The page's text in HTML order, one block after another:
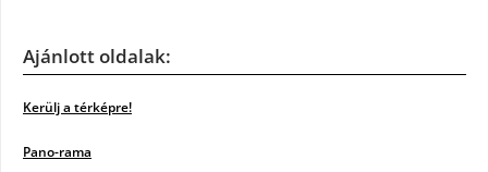
Ajánlott oldalak:
Kerülj a térképre!
Pano-rama